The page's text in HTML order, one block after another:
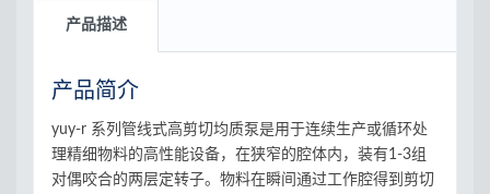
产品描述
产品简介
yuy-r 系列管线式高剪切均质泵是用于连续生产或循环处
理精细物料的高性能设备，在狭窄的腔体内，装有1-3组
对偶咬合的两层定转子。物料在瞬间通过工作腔得到剪切